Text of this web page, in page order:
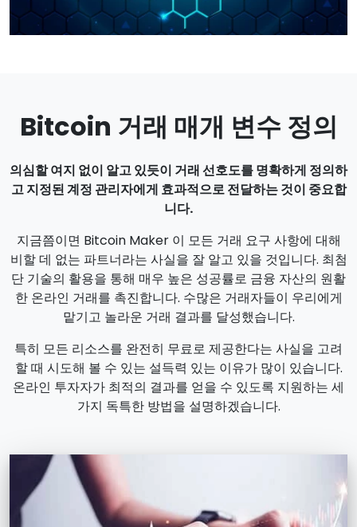
Bitcoin 거래 매개 변수 정의
의심할 여지 없이 알고 있듯이 거래 선호도를 명확하게 정의하
고 지정된 계정 관리자에게 효과적으로 전달하는 것이 중요합
니다.
지금쯤이면 Bitcoin Maker 이 모든 거래 요구 사항에 대해
비할 데 없는 파트너라는 사실을 잘 알고 있을 것입니다. 최첨
단 기술의 활용을 통해 매우 높은 성공률로 금융 자산의 원활
한 온라인 거래를 촉진합니다. 수많은 거래자들이 우리에게
맡기고 놀라운 거래 결과를 달성했습니다.
특히 모든 리소스를 완전히 무료로 제공한다는 사실을 고려
할 때 시도해 볼 수 있는 설득력 있는 이유가 많이 있습니다.
온라인 투자자가 최적의 결과를 얻을 수 있도록 지원하는 세
가지 독특한 방법을 설명하겠습니다.